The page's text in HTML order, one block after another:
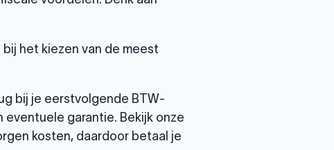
het kiezen van de meest
bij je eerstvolgende BTW-
garantie. Bekijk onze
kosten, daardoor betaal je